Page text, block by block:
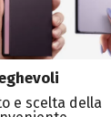
e scelta della